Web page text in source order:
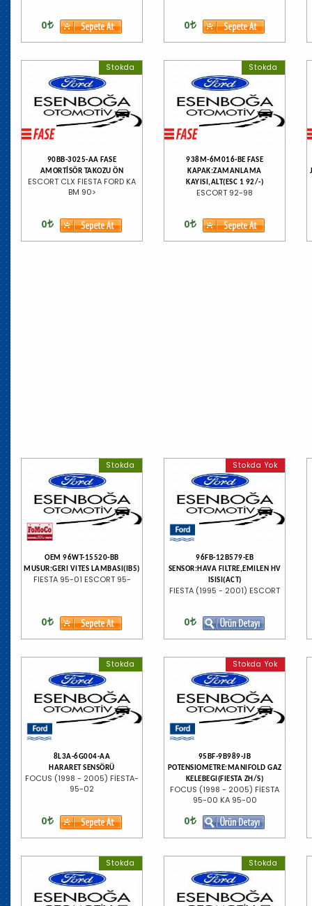
0 0
Stokda
90BB-3025-AA FASE
AMORTİSÖR TAKOZU ÖN
ESCORT CLX FIESTA FORD KA
BM 90>
0
Stokda
938M-6M016-BE FASE
KAPAK:ZAMANLAMA
KAYISI,ALT(ESC 1 92/-)
ESCORT 92-98
0
Stokda
OEM 96WT-15520-BB
MUSUR:GERI VITES LAMBASI(IB5)
FIESTA 95-01 ESCORT 95-
0
Stokda Yok
96FB-12B579-EB
SENSOR:HAVA FILTRE,EMILEN HV
ISISI(ACT)
FIESTA (1995 - 2001) ESCORT
0
Stokda
8L3A-6G004-AA
HARARET SENSÖRÜ
FOCUS (1998 - 2005) FİESTA-
95-02
0
Stokda Yok
95BF-9B989-JB
POTENSIOMETRE:MANIFOLD GAZ
KELEBEGI(FIESTA ZH/S)
FOCUS (1998 - 2005) FİESTA
95-00 KA 95-00
0
Stokda Stokda